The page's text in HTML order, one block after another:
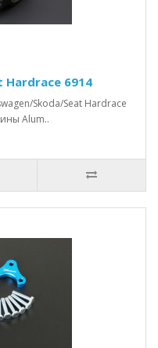
Hardrace 6914
Skoda/Seat Hardrace
Alum..